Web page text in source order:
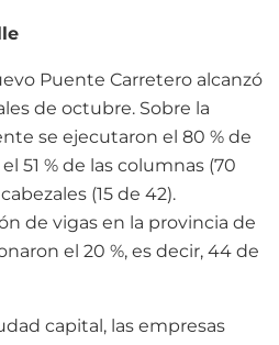
Puente Carretero alcanzó
de octubre. Sobre la
se ejecutaron el 80 % de
51 % de las columnas (70
(15 de 42).
de vigas en la provincia de
el 20 %, es decir, 44 de
capital, las empresas